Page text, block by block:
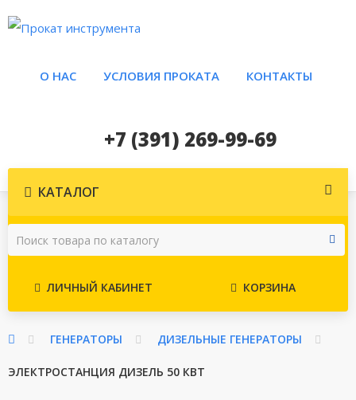
О НАС УСЛОВИЯ ПРОКАТА КОНТАКТЫ
+7 (391) 269-99-69
КАТАЛОГ
ЛИЧНЫЙ КАБИНЕТ КОРЗИНА
ГЕНЕРАТОРЫ ДИЗЕЛЬНЫЕ ГЕНЕРАТОРЫ
ЭЛЕКТРОСТАНЦИЯ ДИЗЕЛЬ 50 КВТ